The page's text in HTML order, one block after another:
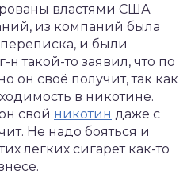
властями США
из компаний была
и были
такой-то заявил, что по
он своё получит, так как
в никотине.
свой никотин даже с
Не надо бояться и
легких сигарет как-то